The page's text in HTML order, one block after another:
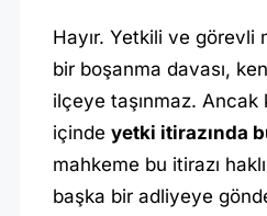
Hayır. Yetkili ve görevli
bir boşanma davası,
ilçeye taşınmaz. Ancak
içinde yetki itirazında
mahkeme bu itirazı
başka bir adliyeye